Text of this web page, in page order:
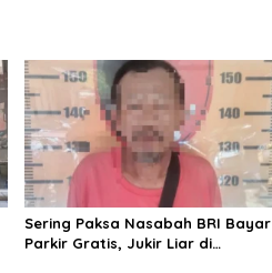
Sering Paksa Nasabah BRI Bayar
Parkir Gratis, Jukir Liar di